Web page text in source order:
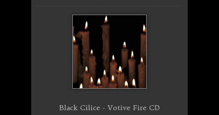
Black Cilice - Votive Fire CD